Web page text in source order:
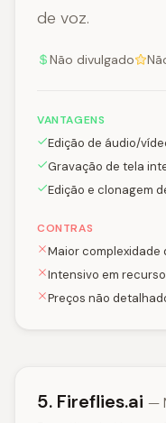
de voz.
Não divulgado
VANTAGENS
Edição de áudio/
Gravação de tela
Edição e clonagem
CONTRAS
Maior complexidade
Intensivo em
Preços não
5. Fireflies.ai —